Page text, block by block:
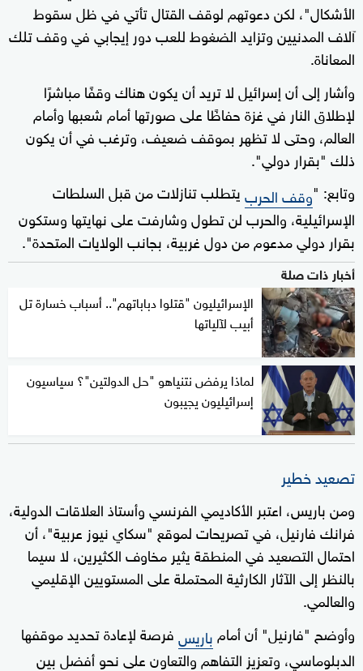
الأشكال"، لكن دعوتهم لوقف القتال تأتي في ظل سقوط
آلاف المدنيين وتزايد الضغوط للعب دور إيجابي في وقف تلك
المعاناة.
وأشار إلى أن إسرائيل لا تريد أن يكون هناك وقفًا مباشرًا
لإطلاق النار في غزة حفاظًا على صورتها أمام شعبها وأمام
العالم، وحتى لا تظهر بموقف ضعيف، وترغب في أن يكون
ذلك "بقرار دولي".
وتابع: "وقف الحربيتطلب تنازلات من قبل السلطات
الإسرائيلية، والحرب لن تطول وشارفت على نهايتها وستكون
بقرار دولي مدعوم من دول غربية، بجانب الولايات المتحدة".
أخبار ذات صلة
الإسرائيليون "قتلوا دباباتهم".. أسباب خسارة تل
أبيب لآلياتها
لماذا يرفض نتنياهو "حل الدولتين"؟ سياسيون
إسرائيليون يجيبون
تصعيد خطير
ومن باريس، اعتبر الأكاديمي الفرنسي وأستاذ العلاقات الدولية،
فرانك فارنيل، في تصريحات لموقع "سكاي نيوز عربية"، أن
احتمال التصعيد في المنطقة يثير مخاوف الكثيرين، لا سيما
بالنظر إلى الآثار الكارثية المحتملة على المستويين الإقليمي
والعالمي.
وأوضح "فارنيل" أن أمام باريسفرصة لإعادة تحديد موقفها
الدبلوماسي، وتعزيز التفاهم والتعاون على نحو أفضل بين